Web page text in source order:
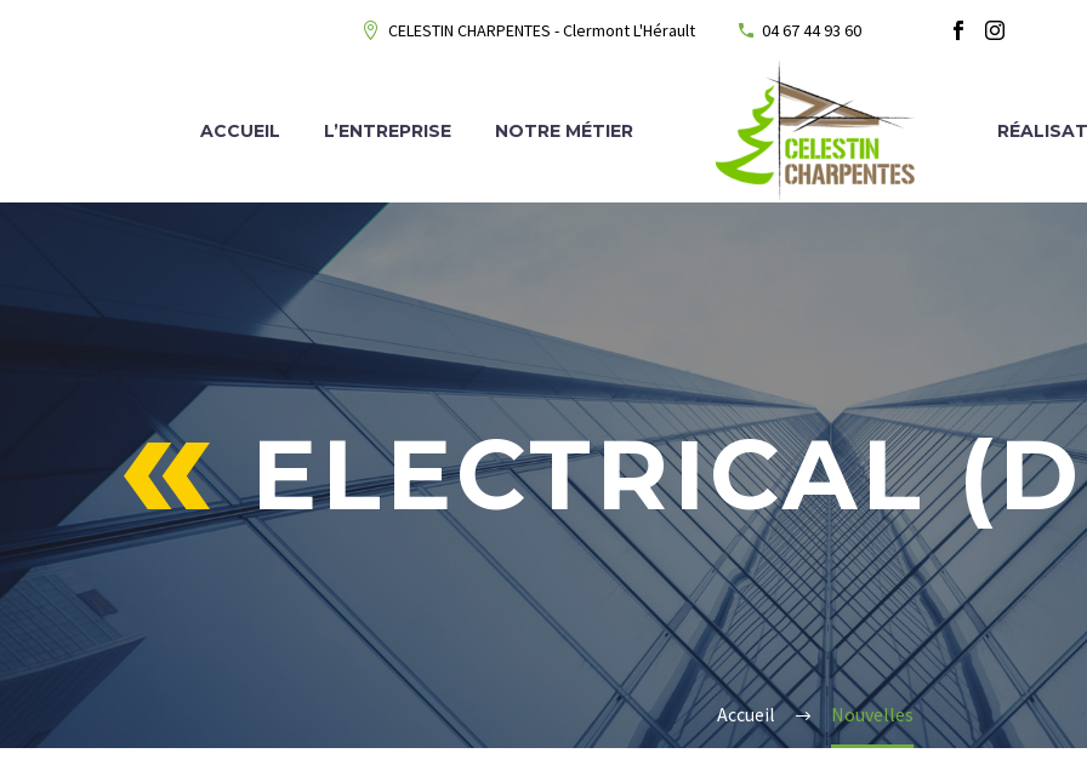
CELESTIN CHARPENTES - Clermont L'Hérault 04 67 44 93 60
ACCUEIL L’ENTREPRISE NOTRE MÉTIER
ELECTRICAL
Accueil Nouvelles